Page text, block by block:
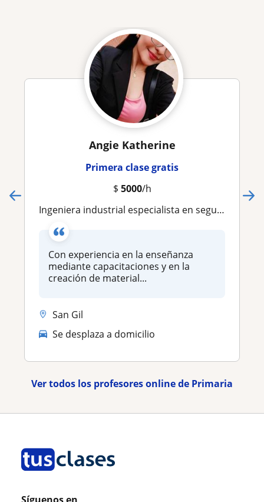
Angie Katherine
Primera clase gratis
$ 5000/h
Ingeniera industrial especialista en seguridad y salud
Con experiencia en la enseñanza
mediante capacitaciones y en la
creación de material...
San Gil
Se desplaza a domicilio
Ver todos los profesores online de Primaria